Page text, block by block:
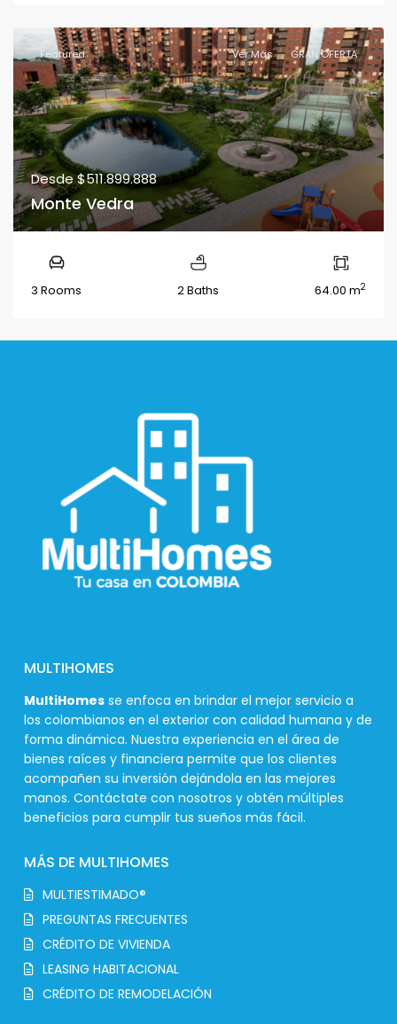
Featured Ver Más GRAN OFERTA
Desde$511.899.888
Monte Vedra
3 Rooms 2 Baths 64.00 m2
MULTIHOMES
MultiHomes se enfoca en brindar el mejor servicio a
los colombianos en el exterior con calidad humana y de
forma dinámica. Nuestra experiencia en el área de
bienes raíces y financiera permite que los clientes
acompañen su inversión dejándola en las mejores
manos. Contáctate con nosotros y obtén múltiples
beneficios para cumplir tus sueños más fácil.
MÁS DE MULTIHOMES
MULTIESTIMADO®
PREGUNTAS FRECUENTES
CRÉDITO DE VIVIENDA
LEASING HABITACIONAL
CRÉDITO DE REMODELACIÓN